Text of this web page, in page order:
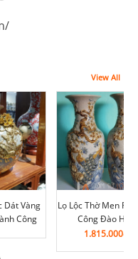
View All
Dát Vàng
Công
Lọ Lộc Thờ Men
Công Đào H38
1.815.000₫